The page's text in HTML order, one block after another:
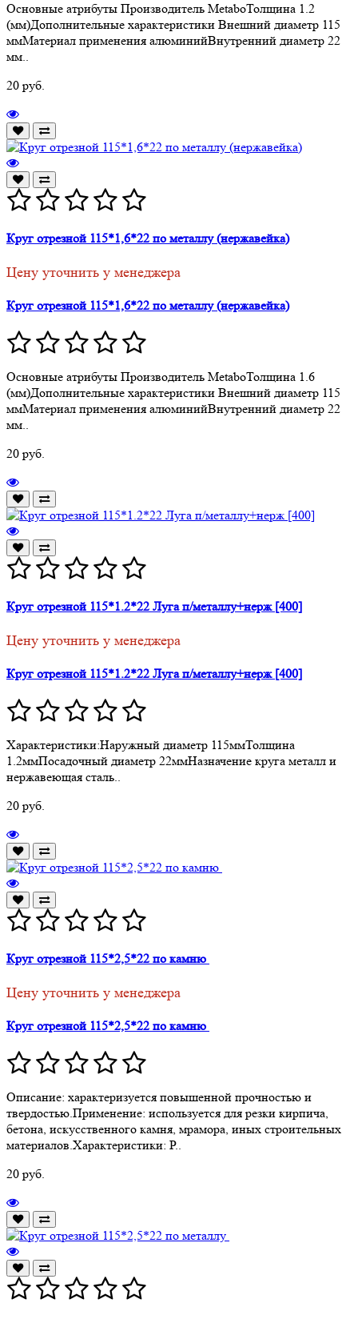
Основные атрибуты Производитель MetaboТолщина 1.2
(мм)Дополнительные характеристики Внешний диаметр 115
ммМатериал применения алюминийВнутренний диаметр 22
мм..
20 руб.
Круг отрезной 115*1,6*22 по металлу (нержавейка)
Цену уточнить у менеджера
Круг отрезной 115*1,6*22 по металлу (нержавейка)
Основные атрибуты Производитель MetaboТолщина 1.6
(мм)Дополнительные характеристики Внешний диаметр 115
ммМатериал применения алюминийВнутренний диаметр 22
мм..
20 руб.
Круг отрезной 115*1.2*22 Луга п/металлу+нерж [400]
Цену уточнить у менеджера
Круг отрезной 115*1.2*22 Луга п/металлу+нерж [400]
Характеристики:Наружный диаметр 115ммТолщина
1.2ммПосадочный диаметр 22ммНазначение круга металл и
нержавеющая сталь..
20 руб.
Круг отрезной 115*2,5*22 по камню
Цену уточнить у менеджера
Круг отрезной 115*2,5*22 по камню
Описание: характеризуется повышенной прочностью и
твердостью.Применение: используется для резки кирпича,
бетона, искусственного камня, мрамора, иных строительных
материалов.Характеристики: Р..
20 руб.